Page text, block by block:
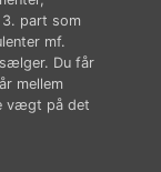
part som
mf.
Du får
mellem
vægt på det